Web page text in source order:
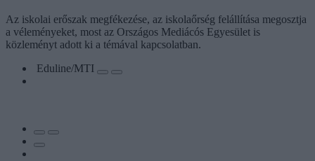
Az iskolai erőszak megfékezése, az iskolaőrség felállítása megosztja
a véleményeket, most az Országos Mediácós Egyesület is
közleményt adott ki a témával kapcsolatban.
Eduline/MTI